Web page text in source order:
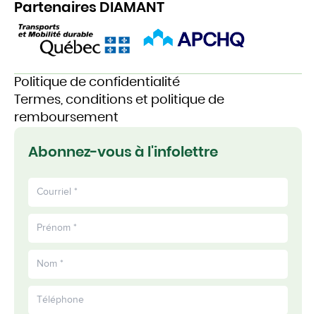
Partenaires DIAMANT
Politique de confidentialité
Termes, conditions et politique de
remboursement
Abonnez-vous à l'infolettre